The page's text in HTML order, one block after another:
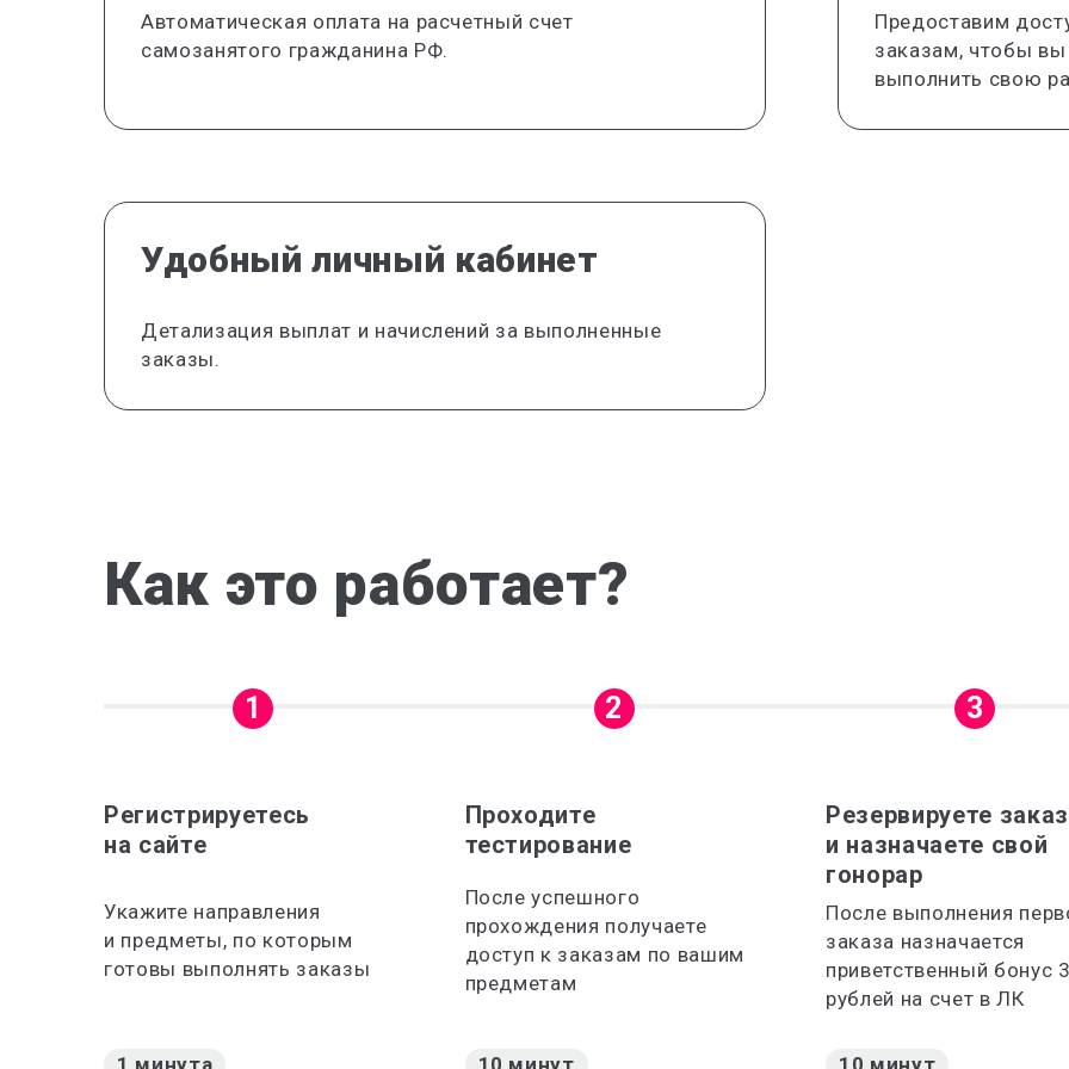
Автоматическая оплата на расчетный счет
самозанятого гражданина РФ.
Предоставим
заказам, чтобы вы
выполнить свою
Удобный личный кабинет
Детализация выплат и начислений за выполненные
заказы.
Как это работает?
1
Регистрируетесь
на сайте
Укажите направления
и предметы, по которым
готовы выполнять заказы
1 минута
2
Проходите
тестирование
После успешного
прохождения получаете
доступ к заказам по вашим
предметам
10 минут
3
Резервируете
и назначаете свой
гонорар
После выполнения
заказа назначается
приветственный бонус
рублей на счет в ЛК
10 минут